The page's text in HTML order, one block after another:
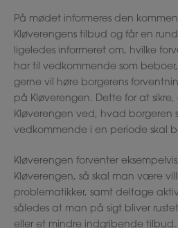
På mødet informeres den
Kløverengens tilbud og får en
ligeledes informeret om, hvilke
har til vedkommende som
gerne vil høre borgerens
på Kløverengen. Dette for at
Kløverengen ved, hvad borgeren
vedkommende i en periode skal
Kløverengen forventer
Kløverengen, så skal man være
problematikker, samt deltage
således at man på sigt bliver
eller et mindre indgribende tilbud.